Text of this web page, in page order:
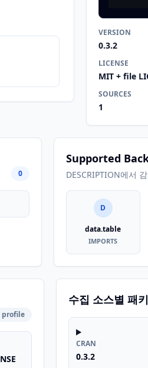
VERSION
0.3.2
LICENSE
MIT + file
SOURCES
1
0
Supported
DESCRIPTION에서
D
data.table
IMPORTS
profile
수집 소스별 패
CRAN
0.3.2